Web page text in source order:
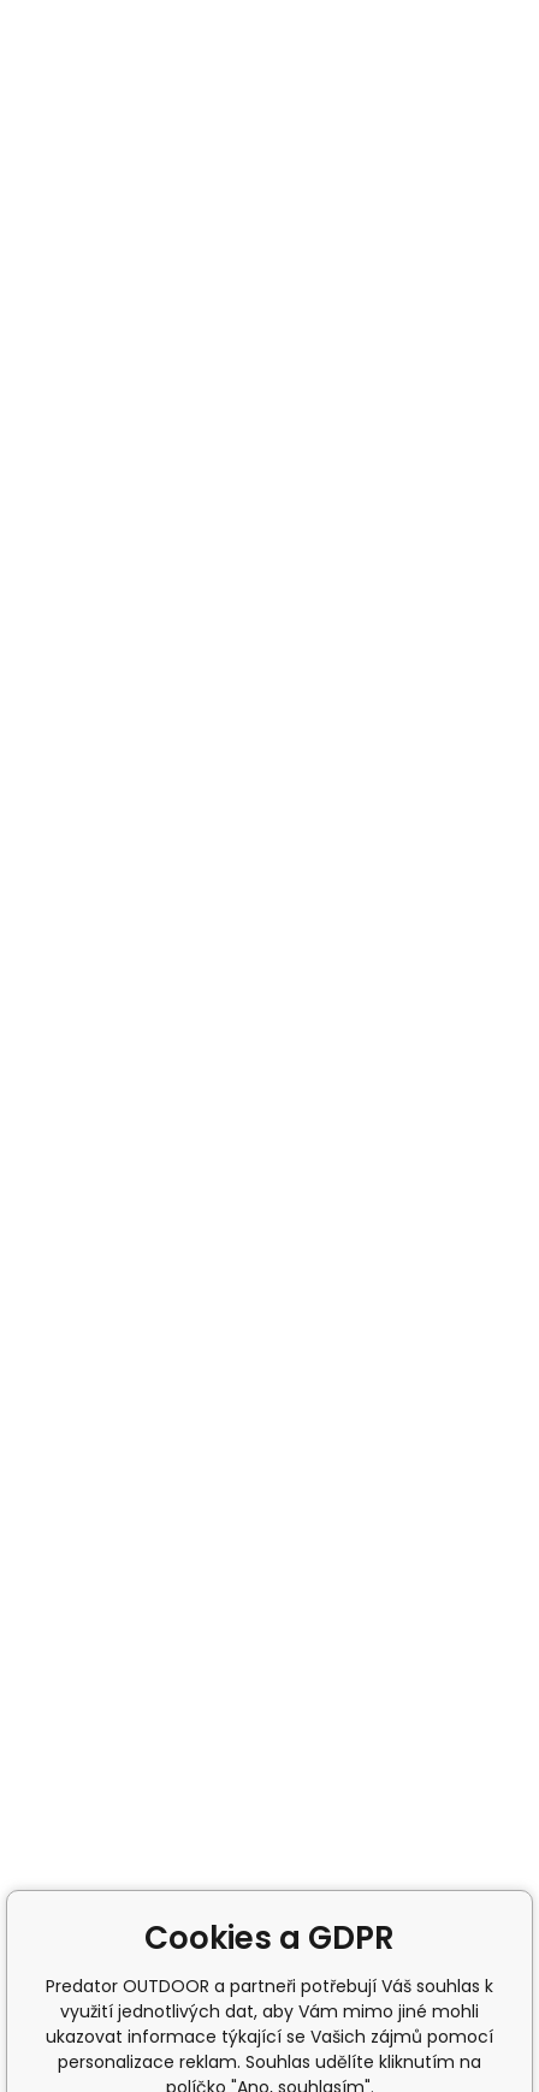
Cookies a GDPR
Predator OUTDOOR a partneři potřebují Váš souhlas k
využití jednotlivých dat, aby Vám mimo jiné mohli
ukazovat informace týkající se Vašich zájmů pomocí
personalizace reklam. Souhlas udělíte kliknutím na
políčko "Ano, souhlasím".